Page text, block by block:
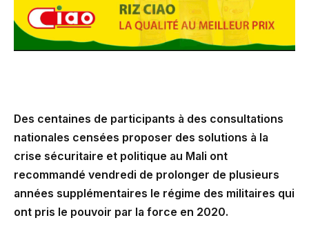
Des centaines de participants à des consultations
nationales censées proposer des solutions à la
crise sécuritaire et politique au Mali ont
recommandé vendredi de prolonger de plusieurs
années supplémentaires le régime des militaires qui
ont pris le pouvoir par la force en 2020.